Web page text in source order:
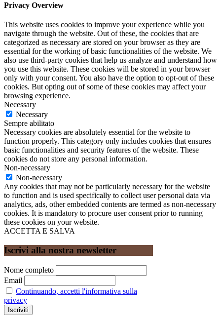
Privacy Overview
This website uses cookies to improve your experience while you
navigate through the website. Out of these, the cookies that are
categorized as necessary are stored on your browser as they are
essential for the working of basic functionalities of the website. We
also use third-party cookies that help us analyze and understand how
you use this website. These cookies will be stored in your browser
only with your consent. You also have the option to opt-out of these
cookies. But opting out of some of these cookies may affect your
browsing experience.
Necessary
Necessary
Sempre abilitato
Necessary cookies are absolutely essential for the website to
function properly. This category only includes cookies that ensures
basic functionalities and security features of the website. These
cookies do not store any personal information.
Non-necessary
Non-necessary
Any cookies that may not be particularly necessary for the website
to function and is used specifically to collect user personal data via
analytics, ads, other embedded contents are termed as non-necessary
cookies. It is mandatory to procure user consent prior to running
these cookies on your website.
ACCETTA E SALVA
Iscrivi alla nostra newsletter
Nome completo
Email
Continuando, accetti l'informativa sulla
privacy